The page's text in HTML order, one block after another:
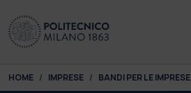
You are here:
HOME IMPRESE BANDI PER LE IMPRESE